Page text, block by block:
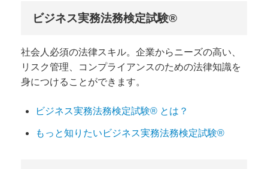
ビジネス実務法務検定試験®
社会人必須の法律スキル。企業からニーズの高い、
リスク管理、コンプライアンスのための法律知識を
身につけることができます。
ビジネス実務法務検定試験® とは？
もっと知りたいビジネス実務法務検定試験®